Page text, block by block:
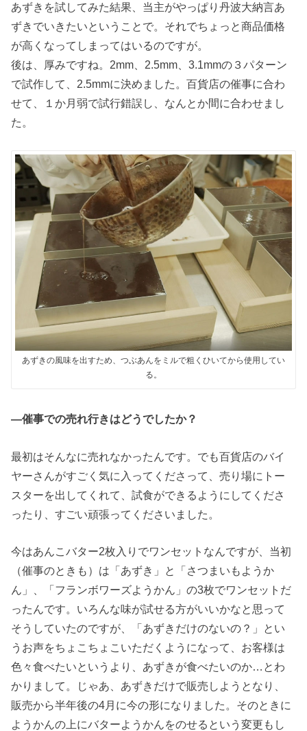
あずきを試してみた結果、当主がやっぱり丹波大納言あ
ずきでいきたいということで。それでちょっと商品価格
が高くなってしまってはいるのですが。
後は、厚みですね。2mm、2.5mm、3.1mmの３パターン
で試作して、2.5mmに決めました。百貨店の催事に合わ
せて、１か月弱で試行錯誤し、なんとか間に合わせまし
た。
あずきの風味を出すため、つぶあんをミルで粗くひいてから使用してい
る。
―催事での売れ行きはどうでしたか？
最初はそんなに売れなかったんです。でも百貨店のバイ
ヤーさんがすごく気に入ってくださって、売り場にトー
スターを出してくれて、試食ができるようにしてくださ
ったり、すごい頑張ってくださいました。
今はあんこバター2枚入りでワンセットなんですが、当初
（催事のときも）は「あずき」と「さつまいもようか
ん」、「フランボワーズようかん」の3枚でワンセットだ
ったんです。いろんな味が試せる方がいいかなと思って
そうしていたのですが、「あずきだけのないの？」とい
うお声をちょこちょこいただくようになって、お客様は
色々食べたいというより、あずきが食べたいのか…とわ
かりまして。じゃあ、あずきだけで販売しようとなり、
販売から半年後の4月に今の形になりました。そのときに
ようかんの上にバターようかんをのせるという変更もし